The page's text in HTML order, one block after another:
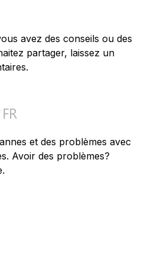
avez des conseils ou des
partager, laissez un
et des problèmes avec
Avoir des problèmes?